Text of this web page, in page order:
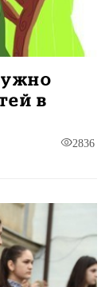
в
2836